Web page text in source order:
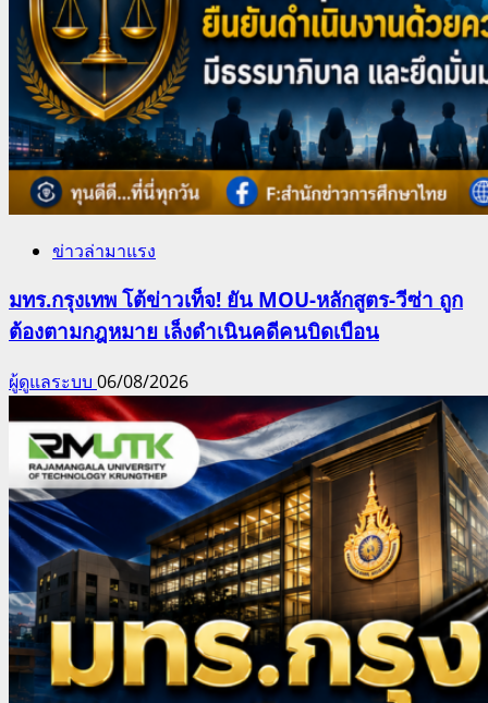
ข่าวล่ามาแรง
มทร.กรุงเทพ โต้ข่าวเท็จ! ยัน MOU-หลักสูตร-วีซ่า ถูก
ต้องตามกฎหมาย เล็งดำเนินคดีคนบิดเบือน
ผู้ดูแลระบบ 06/08/2026